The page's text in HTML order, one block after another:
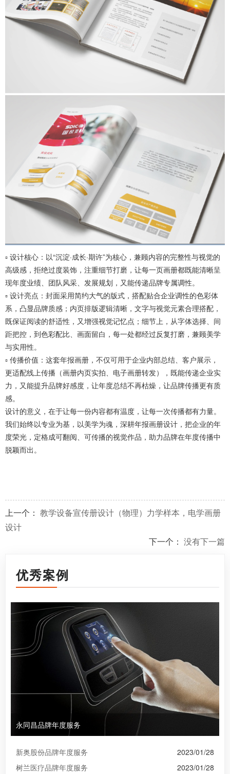
▫️ 设计核心：以“沉淀·成长·期许”为核心，兼顾内容的完整性与视觉的
高级感，拒绝过度装饰，注重细节打磨，让每一页画册都既能清晰呈
现年度业绩、团队风采、发展规划，又能传递品牌专属调性。
▫️ 设计亮点：封面采用简约大气的版式，搭配贴合企业调性的色彩体
系，凸显品牌质感；内页排版逻辑清晰，文字与视觉元素合理搭配，
既保证阅读的舒适性，又增强视觉记忆点；细节上，从字体选择、间
距把控，到色彩配比、画面留白，每一处都经过反复打磨，兼顾美学
与实用性。
▫️ 传播价值：这套年报画册，不仅可用于企业内部总结、客户展示，
更适配线上传播（画册内页实拍、电子画册转发），既能传递企业实
力，又能提升品牌好感度，让年度总结不再枯燥，让品牌传播更有质
感。
设计的意义，在于让每一份内容都有温度，让每一次传播都有力量。
我们始终以专业为基，以美学为魂，深耕年报画册设计，把企业的年
度荣光，定格成可翻阅、可传播的视觉作品，助力品牌在年度传播中
脱颖而出。
上一个： 教学设备宣传册设计（物理）力学样本，电学画册
设计
下一个： 没有下一篇
优秀案例
永同昌品牌年度服务
2023/01/28
新奥股份品牌年度服务
2023/01/28
树兰医疗品牌年度服务